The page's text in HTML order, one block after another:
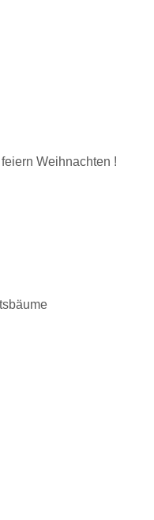
Weihnachten !